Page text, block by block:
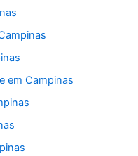
em Campinas